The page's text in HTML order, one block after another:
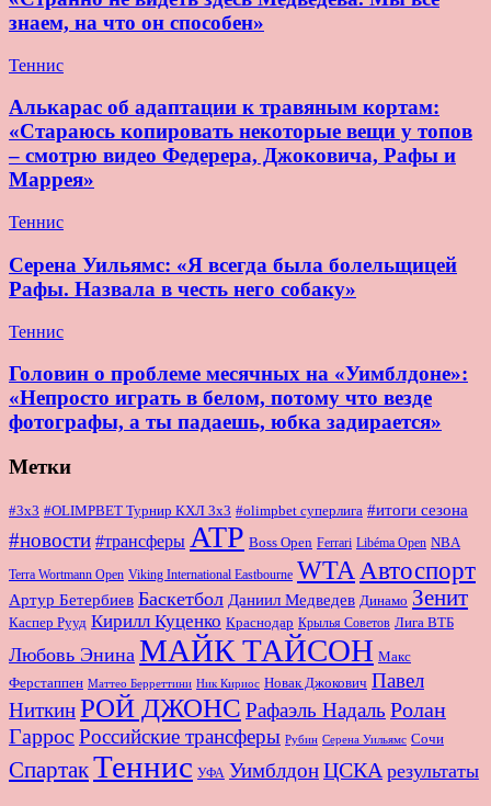
знаем, на что он способен»
Теннис
Алькарас об адаптации к травяным кортам:
«Стараюсь копировать некоторые вещи у топов
– смотрю видео Федерера, Джоковича, Рафы и
Маррея»
Теннис
Серена Уильямс: «Я всегда была болельщицей
Рафы. Назвала в честь него собаку»
Теннис
Головин о проблеме месячных на «Уимблдоне»:
«Непросто играть в белом, потому что везде
фотографы, а ты падаешь, юбка задирается»
Метки
#3x3 #OLIMPBET Турнир КХЛ 3x3 #olimpbet суперлига #итоги сезона
#новости #трансферы ATP Boss Open Ferrari Libéma Open NBA
Terra Wortmann Open Viking International Eastbourne WTA Автоспорт
Артур Бетербиев Баскетбол Даниил Медведев Динамо Зенит
Каспер Рууд Кирилл Куценко Краснодар Крылья Советов Лига ВТБ
Любовь Энина МАЙК ТАЙСОН Макс
Ферстаппен Маттео Берреттини Ник Кириос Новак Джокович Павел
НиткинРОЙ ДЖОНС Рафаэль Надаль Ролан
Гаррос Российские трансферы Рубин Серена Уильямс Сочи
СпартакТеннис УФА УимблдонЦСКА результаты